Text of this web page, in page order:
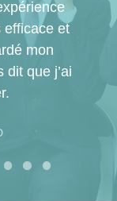
efficace et
mon
dit que j’ai